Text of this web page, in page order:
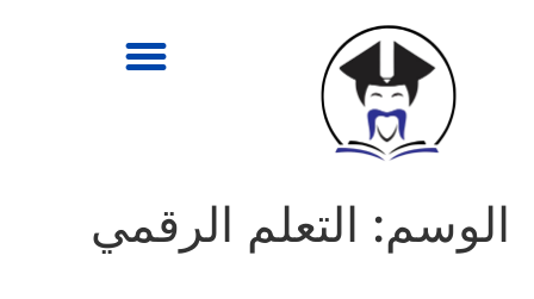
الوسم: التعلم الرقمي